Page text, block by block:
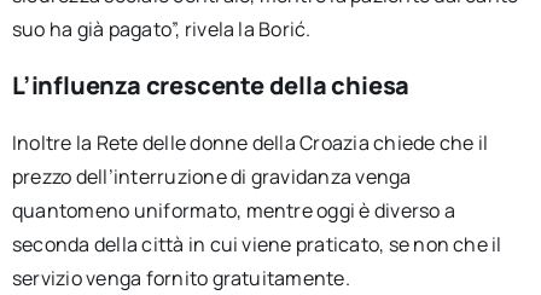
suo ha già pagato”, rivela la Borić.
L’influenza crescente della chiesa
Inoltre la Rete delle donne della Croazia chiede che il
prezzo dell’interruzione di gravidanza venga
quantomeno uniformato, mentre oggi è diverso a
seconda della città in cui viene praticato, se non che il
servizio venga fornito gratuitamente.